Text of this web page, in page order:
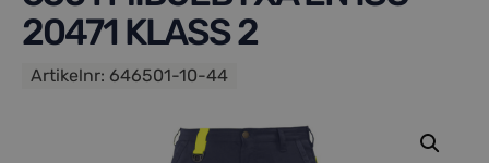
20471 KLASS 2
Artikelnr: 646501-10-44